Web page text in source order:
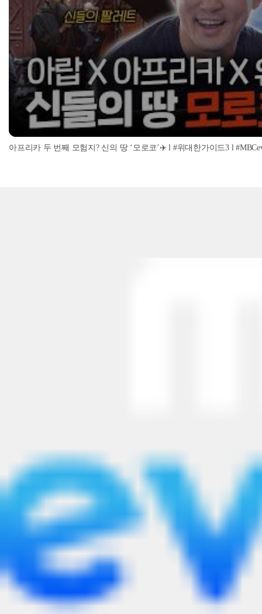
아프리카 두 번째 모험지? 신의 땅 ‘모로코’✈️ l #위대한가이드3 l